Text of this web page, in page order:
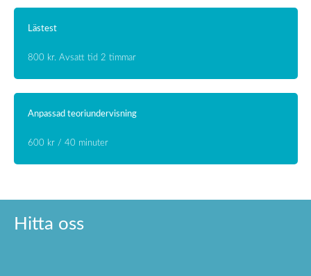
Lästest
800 kr. Avsatt tid 2 timmar
Anpassad teoriundervisning
600 kr / 40 minuter
Hitta oss